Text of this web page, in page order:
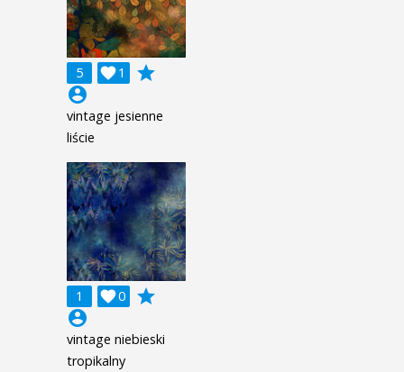
5 1

grade
account_circle
vintage jesienne
liście
1 0

grade
account_circle
vintage niebieski
tropikalny